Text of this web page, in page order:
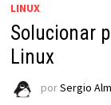
LINUX
Solucionar
Linux
porSergio